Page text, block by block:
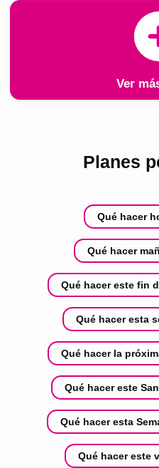
Ver
Planes
Qué hacer
Qué hacer
Qué hacer este fin
Qué hacer esta
Qué hacer la
Qué hacer este
Qué hacer esta
Qué hacer este